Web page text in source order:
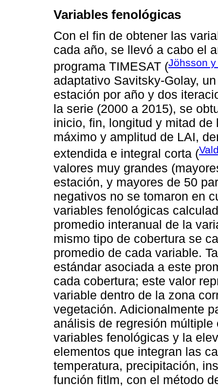
Variables fenológicas
Con el ﬁn de obtener las
cada año, se llevó a cabo el
programa TIMESAT (Jöhsson
adaptativo Savitsky-Golay,
estación por año y dos
la serie (2000 a 2015), se
inicio, ﬁn, longitud y mitad
máximo y amplitud de LAI,
extendida e integral corta (
valores muy grandes
estación, y mayores de 50
negativos no se tomaron en
variables fenológicas
promedio interanual de la
mismo tipo de cobertura se
promedio de cada variable.
estándar asociada a este
cada cobertura; este valor
variable dentro de la zona
vegetación. Adicionalmente
análisis de regresión
variables fenológicas y la
elementos que integran las
temperatura, precipitación,
función ﬁtlm, con el método